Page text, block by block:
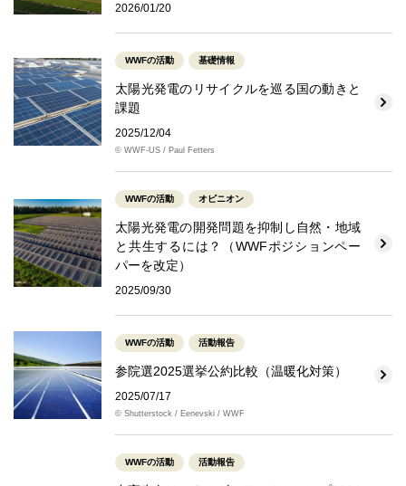
2026/01/20
WWFの活動 基礎情報
太陽光発電のリサイクルを巡る国の動きと
課題
2025/12/04
© WWF-US / Paul Fetters
WWFの活動 オピニオン
太陽光発電の開発問題を抑制し自然・地域
と共生するには？（WWFポジションペー
パーを改定）
2025/09/30
WWFの活動 活動報告
参院選2025選挙公約比較（温暖化対策）
2025/07/17
© Shutterstock / Eenevski / WWF
WWFの活動 活動報告